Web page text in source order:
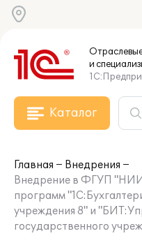
и
Каталог
Главная
Внедрения
Внедрение в ФГУП
программ
учреждения 8" и
государственного